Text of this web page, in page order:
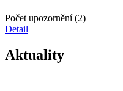
Počet upozornění (2)
Detail
Aktuality